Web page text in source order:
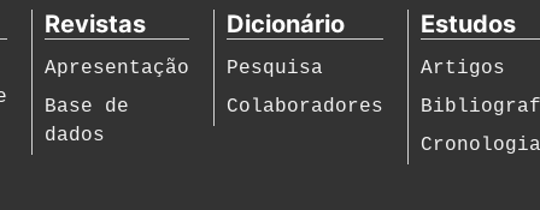
Revistas
Apresentação
Base de
dados
Dicionário
Pesquisa
Colaboradores
Estudos
Artigos